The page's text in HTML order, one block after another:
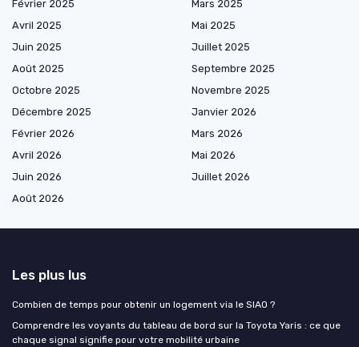
Février 2025
Mars 2025
Avril 2025
Mai 2025
Juin 2025
Juillet 2025
Août 2025
Septembre 2025
Octobre 2025
Novembre 2025
Décembre 2025
Janvier 2026
Février 2026
Mars 2026
Avril 2026
Mai 2026
Juin 2026
Juillet 2026
Août 2026
Les plus lus
Combien de temps pour obtenir un logement via le SIAO ?
Comprendre les voyants du tableau de bord sur la Toyota Yaris : ce que
chaque signal signifie pour votre mobilité urbaine